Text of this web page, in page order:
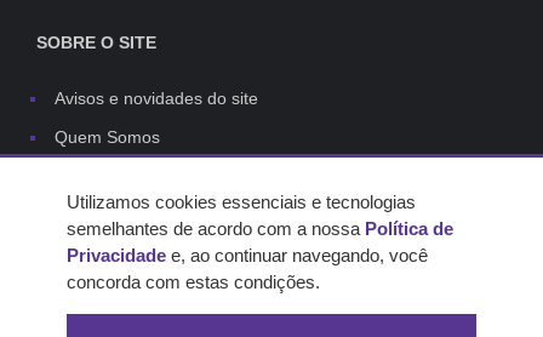
SOBRE O SITE
Avisos e novidades do site
Quem Somos
Contato
Capas do site
Regras dos comentários
Utilizamos cookies essenciais e tecnologias
semelhantes de acordo com a nossa Política de
Privacidade e, ao continuar navegando, você
concorda com estas condições.